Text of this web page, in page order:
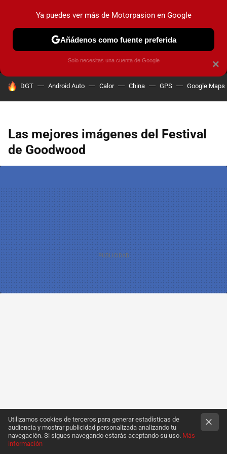
MENÚ NUEVO
COCHES ELÉCTRICOS OBSERVATORIO
HOY SE HABLA DE
DGT Android Auto Calor China GPS Google Maps
Las mejores imágenes del Festival
de Goodwood
TWITTERFLIPBOARD
E-
MAIL
WHATSAPP
Utilizamos cookies de terceros para generar estadísticas de
audiencia y mostrar publicidad personalizada analizando tu
navegación. Si sigues navegando estarás aceptando su uso. Más
información
×
Ya puedes ver más de Motorpasion en Google
Añádenos como fuente preferida
Solo necesitas una cuenta de Google